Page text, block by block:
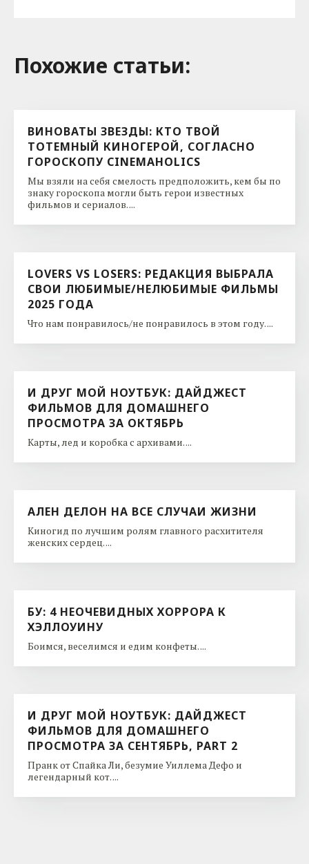
Похожие cтатьи:
ВИНОВАТЫ ЗВЕЗДЫ: КТО ТВОЙ
ТОТЕМНЫЙ КИНОГЕРОЙ, СОГЛАСНО
ГОРОСКОПУ CINEMAHOLICS
Мы взяли на себя смелость предположить, кем бы по
знаку гороскопа могли быть герои известных
фильмов и сериалов. ...
LOVERS VS LOSERS: РЕДАКЦИЯ ВЫБРАЛА
СВОИ ЛЮБИМЫЕ/НЕЛЮБИМЫЕ ФИЛЬМЫ
2025 ГОДА
Что нам понравилось/не понравилось в этом году. ...
И ДРУГ МОЙ НОУТБУК: ДАЙДЖЕСТ
ФИЛЬМОВ ДЛЯ ДОМАШНЕГО
ПРОСМОТРА ЗА ОКТЯБРЬ
Карты, лед и коробка с архивами. ...
АЛЕН ДЕЛОН НА ВСЕ СЛУЧАИ ЖИЗНИ
Киногид по лучшим ролям главного расхитителя
женских сердец. ...
БУ: 4 НЕОЧЕВИДНЫХ ХОРРОРА К
ХЭЛЛОУИНУ
Боимся, веселимся и едим конфеты. ...
И ДРУГ МОЙ НОУТБУК: ДАЙДЖЕСТ
ФИЛЬМОВ ДЛЯ ДОМАШНЕГО
ПРОСМОТРА ЗА СЕНТЯБРЬ, PART 2
Пранк от Спайка Ли, безумие Уиллема Дефо и
легендарный кот. ...